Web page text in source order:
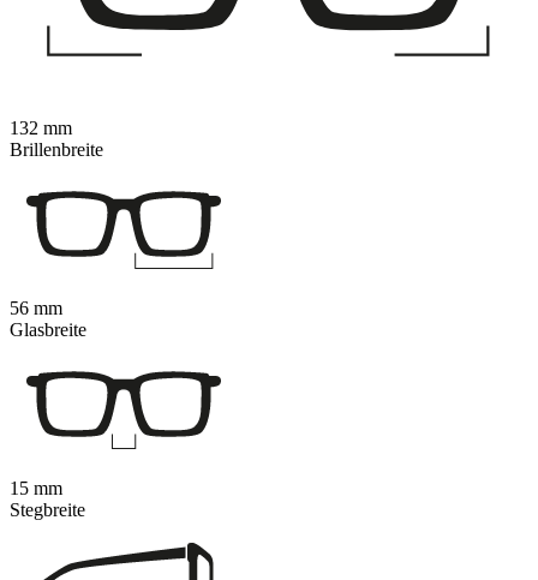
132 mm
Brillenbreite
56 mm
Glasbreite
15 mm
Stegbreite